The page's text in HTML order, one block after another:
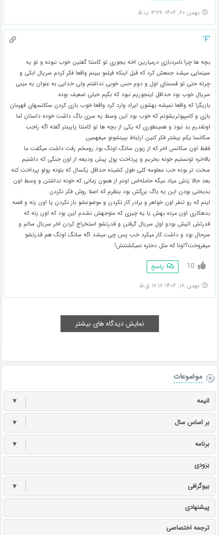
بهمن ۲۰, ۱۴۰۴ ۳:۳۸ ب.ظ
'F'
بچه ها چرا نامردبازی درمیارین اخه یجوری تو کامنتا گفتین خوب نبوده و تو یه
سینمایی میشد جمعش کرد که قبل اینکه فیلمو ببینم واقعا فکر کردم سریال ابکی و
چرته حتی تو قسمتای اول و دوم حس خوبی نداشتم ولی خدایی به عنوان یه مینی
سریال خوب بود حداقل اینجوریم نبود که بگیم خیلی ضعیف بوده
بازیگرا که واقعا نمیشه بهشون ایراد وارد کرد واقعا خوب بازی کردن سکانسهای قهرمان
بازی و کامپیوتریشونم که خوب بود این وسط یه سری باگ داشت خوده داستان اما
اونقدرم بد نبود و همینطوری که یکی از بچه ها تو کامنتا پایینتر گفته اگه راجب
سکانسا یکم بیشتر فکر کنین ارتباط ببینشونو میفهمین
فقط اون سکانس اخر که از زبون سانگ اونگ بود رومخم رفت داشت میگفت ما
بالاخره تونستیم خونه بخریم و پرداخت پول پیش ودیعه از اون جنگی که داشتیم
سخت تر بوده خب معلومه کلی طول کشیده حداقل یکسال که بتونه پولو پرداخت کنه
بعد حالا زنش میاد میگه حامله‌اس اونم از همون زمانی که خونه نداشتن و وسط اون
بدبختی بودن این یه باگ بزرگش بود بنظرم که اصلا روش فکر نکردن
اینم که رو تنفر اون خواهر و برادر کار نکردن و موضوعشو باز نکردن یا اون زنه و قصه
بدهکاری اون مرده بهش یا یه چیزی که متوجهش نشدم این بود که اون زنه که
قدرتش اتیش بودو اول سریال گرفتن و قدرتشو استخراج کردن اخر سریال سالم و
سرحال بود و داشت کار میکرد خب پس چی میشد اگه سانگ اونگ هم قدرتشو
میفروخت؟اونا که مثل دختره نمیکشتنش!
10 پاسخ
بهمن ۱۸, ۱۴۰۴ ۱۲:۱۲ ق.ظ
نمایش دیدگاه های بیشتر
موضوعات
انیمه ▼
بر اساس سال ▼
برنامه ▼
بزودی
بیوگرافی ▼
پیشنهادی
ترجمه اختصاصی